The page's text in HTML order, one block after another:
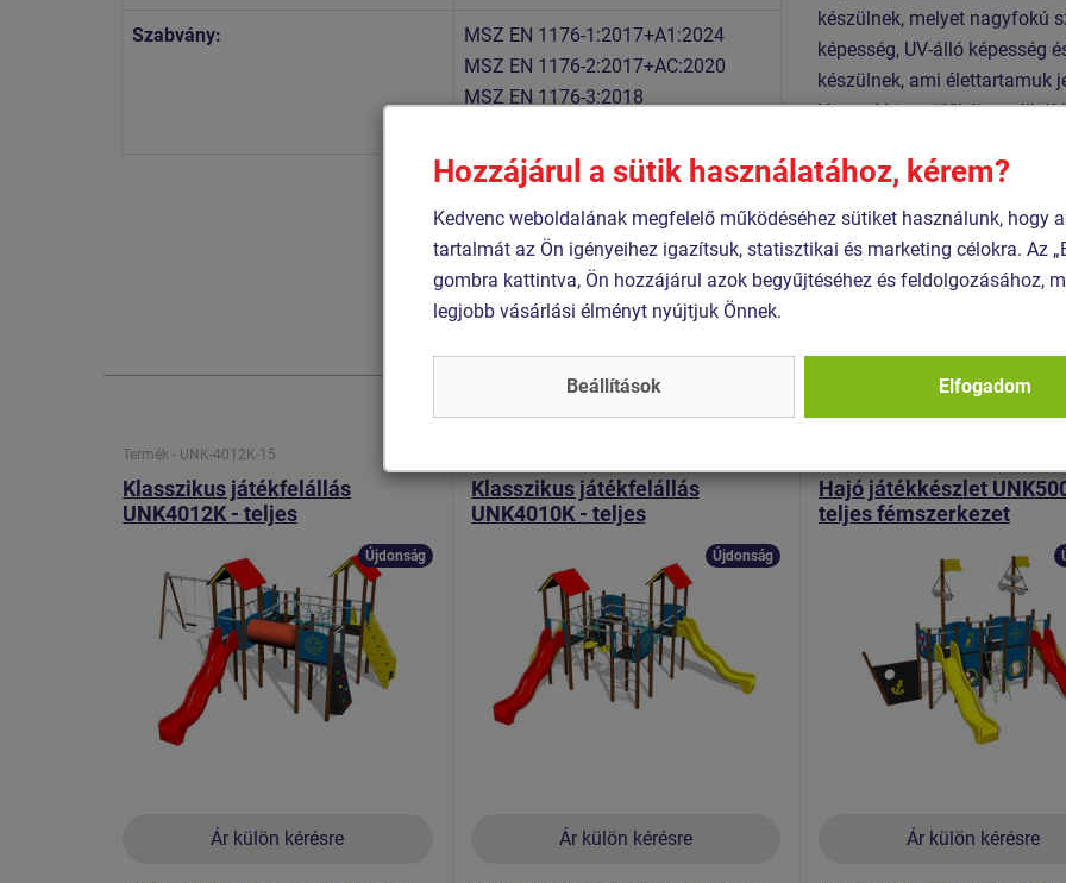
Szabvány:
MSZ EN 1176-1:2017+A1:2024
MSZ EN 1176-2:2017+AC:2020
MSZ EN 1176-3:2018
készülnek, melyet nagyfokú
képesség, UV-álló képesség
készülnek, ami élettartamuk
Normal hinta ülőkéje acélból
A hegymászó fogók
színállóságot és a kézbőr
HDPE készül (festett
UV-álló képesség). Az
acélból készülnek.
Hasonló termék
Termék - UNK-4012K-15
Klasszikus játékfelállás
UNK4012K - teljes
Ár külön kérésre
Újdonság
Klasszikus játékfelállás
UNK4010K - teljes
Ár külön kérésre
Újdonság
Hajó játékkészlet
teljes fémszerkezet
Ár külön kérésre
Hozzájárul a sütik használatához, kérem?
Kedvenc weboldalának megfelelő működéséhez sütiket használunk, hogy
tartalmát az Ön igényeihez igazítsuk, statisztikai és marketing célokra. Az
gombra kattintva, Ön hozzájárul azok begyűjtéséhez és feldolgozásához,
legjobb vásárlási élményt nyújtjuk Önnek.
Beállítások Elfogadom